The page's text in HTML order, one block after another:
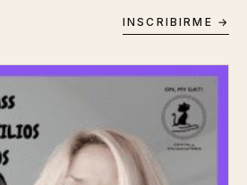
INSCRIBIRME →